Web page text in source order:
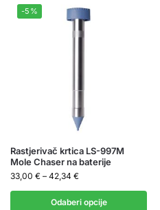
-5%
Rastjerivač krtica LS-997M
Mole Chaser na baterije
33,00 € – 42,34 €
Odaberi opcije